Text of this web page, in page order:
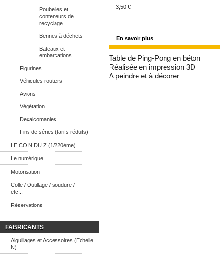
Poubelles et
conteneurs de
recyclage
Bennes à déchets
Bateaux et
embarcations
Figurines
Véhicules routiers
Avions
Végétation
Decalcomanies
Fins de séries (tarifs réduits)
LE COIN DU Z (1/220ème)
Le numérique
Motorisation
Colle / Outillage / soudure /
etc...
Réservations
FABRICANTS
Aiguillages et Accessoires (Echelle
N)
3,50 €
En savoir plus
Table de Ping-Pong en béton
Réalisée en impression 3D
A peindre et à décorer